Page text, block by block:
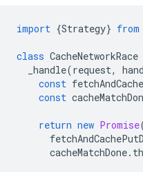
import {Strategy} from
class CacheNetworkRace
_handle(request,
const
const
return new Promise
cacheMatchDone.